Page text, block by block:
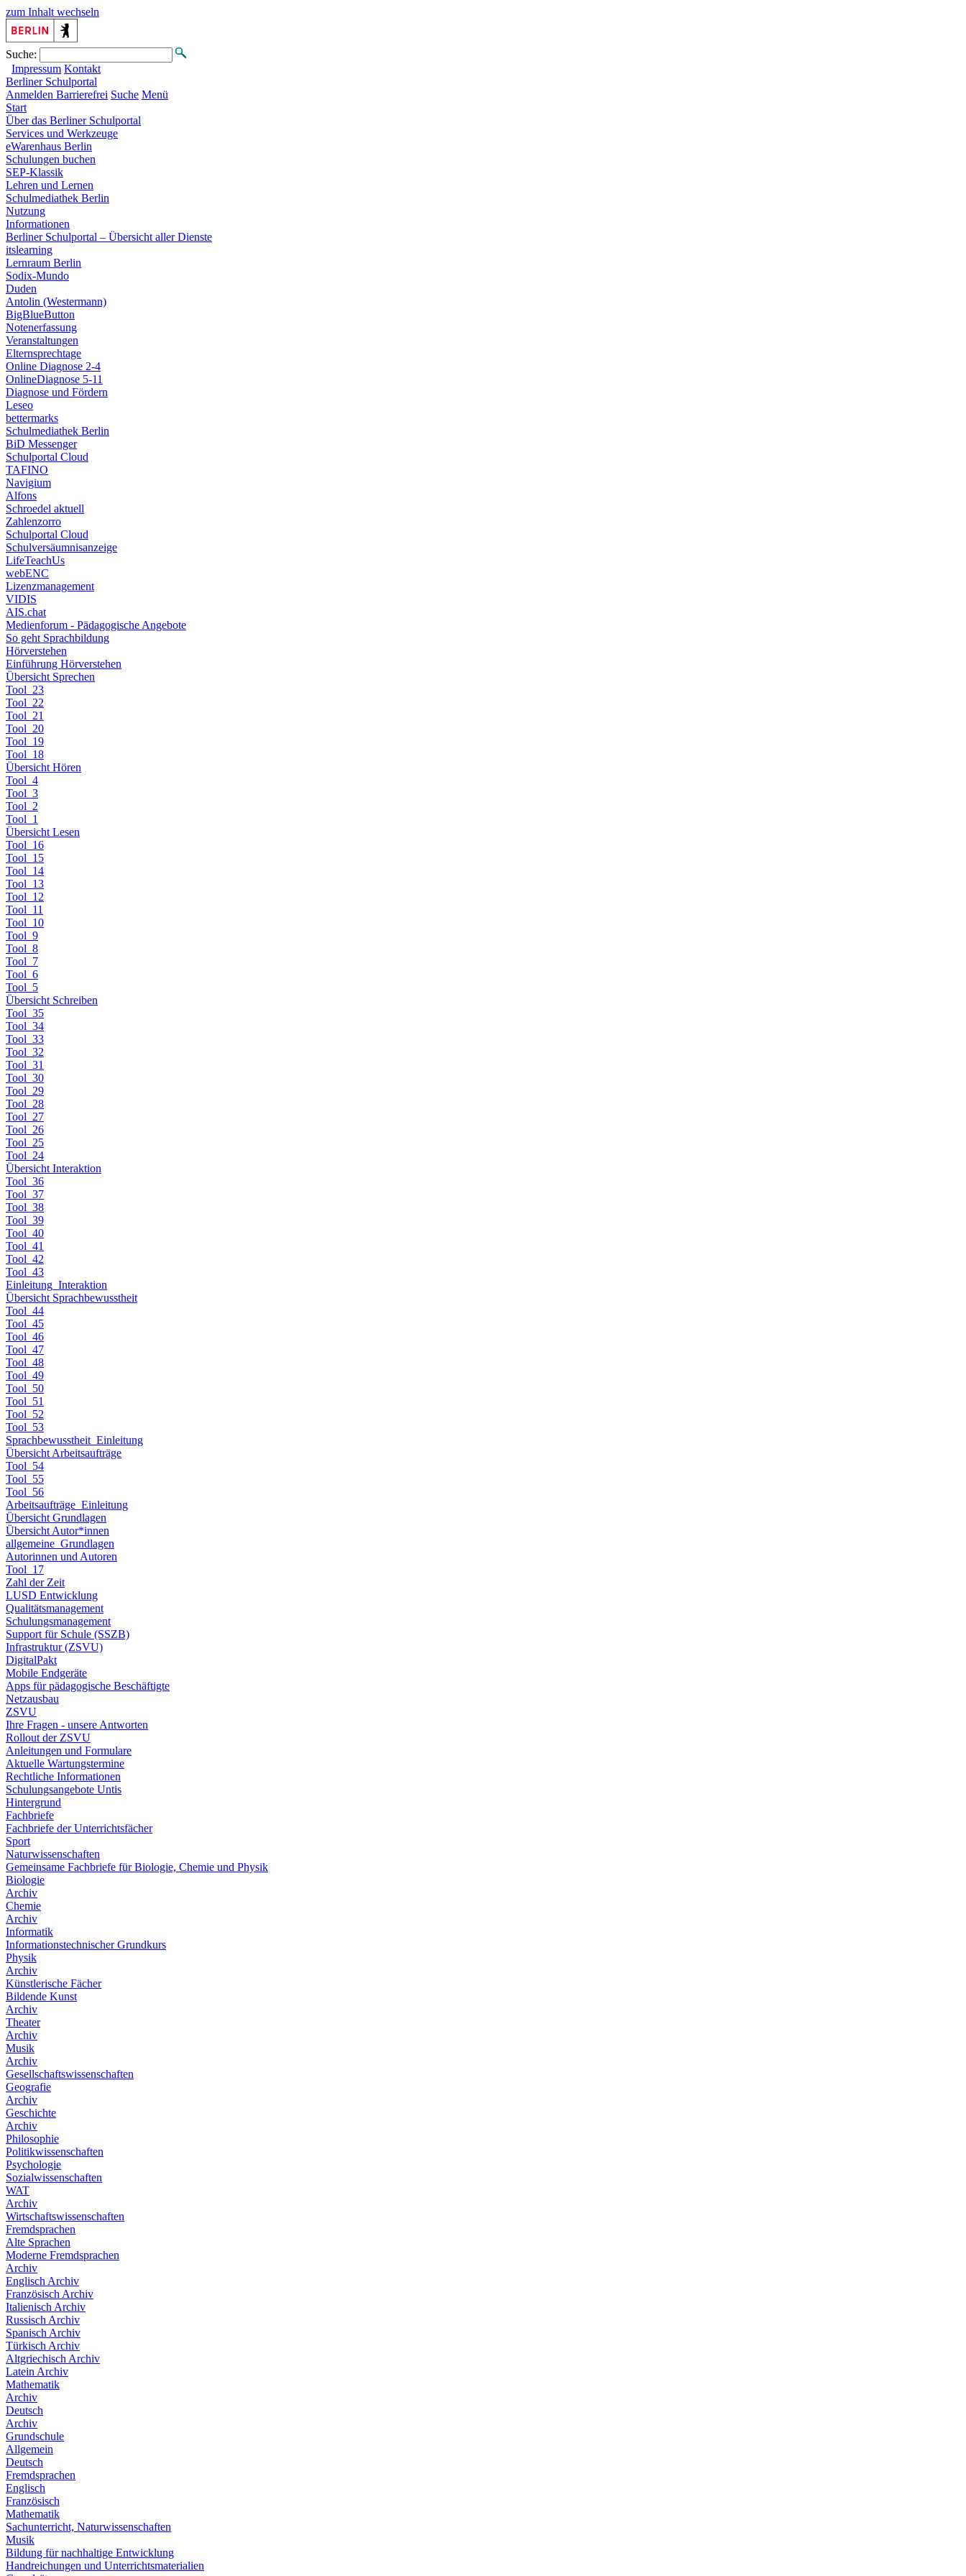
zum Inhalt wechseln
Suche:
Impressum Kontakt
Berliner Schulportal
Anmelden Barrierefrei Suche Menü
Start
Über das Berliner Schulportal
Services und Werkzeuge
eWarenhaus Berlin
Schulungen buchen
SEP-Klassik
Lehren und Lernen
Schulmediathek Berlin
Nutzung
Informationen
Berliner Schulportal – Übersicht aller Dienste
itslearning
Lernraum Berlin
Sodix-Mundo
Duden
Antolin (Westermann)
BigBlueButton
Notenerfassung
Veranstaltungen
Elternsprechtage
Online Diagnose 2-4
OnlineDiagnose 5-11
Diagnose und Fördern
Leseo
bettermarks
Schulmediathek Berlin
BiD Messenger
Schulportal Cloud
TAFINO
Navigium
Alfons
Schroedel aktuell
Zahlenzorro
Schulportal Cloud
Schulversäumnisanzeige
LifeTeachUs
webENC
Lizenzmanagement
VIDIS
AIS.chat
Medienforum - Pädagogische Angebote
So geht Sprachbildung
Hörverstehen
Einführung Hörverstehen
Übersicht Sprechen
Tool_23
Tool_22
Tool_21
Tool_20
Tool_19
Tool_18
Übersicht Hören
Tool_4
Tool_3
Tool_2
Tool_1
Übersicht Lesen
Tool_16
Tool_15
Tool_14
Tool_13
Tool_12
Tool_11
Tool_10
Tool_9
Tool_8
Tool_7
Tool_6
Tool_5
Übersicht Schreiben
Tool_35
Tool_34
Tool_33
Tool_32
Tool_31
Tool_30
Tool_29
Tool_28
Tool_27
Tool_26
Tool_25
Tool_24
Übersicht Interaktion
Tool_36
Tool_37
Tool_38
Tool_39
Tool_40
Tool_41
Tool_42
Tool_43
Einleitung_Interaktion
Übersicht Sprachbewusstheit
Tool_44
Tool_45
Tool_46
Tool_47
Tool_48
Tool_49
Tool_50
Tool_51
Tool_52
Tool_53
Sprachbewusstheit_Einleitung
Übersicht Arbeitsaufträge
Tool_54
Tool_55
Tool_56
Arbeitsaufträge_Einleitung
Übersicht Grundlagen
Übersicht Autor*innen
allgemeine_Grundlagen
Autorinnen und Autoren
Tool_17
Zahl der Zeit
LUSD Entwicklung
Qualitätsmanagement
Schulungsmanagement
Support für Schule (SSZB)
Infrastruktur (ZSVU)
DigitalPakt
Mobile Endgeräte
Apps für pädagogische Beschäftigte
Netzausbau
ZSVU
Ihre Fragen - unsere Antworten
Rollout der ZSVU
Anleitungen und Formulare
Aktuelle Wartungstermine
Rechtliche Informationen
Schulungsangebote Untis
Hintergrund
Fachbriefe
Fachbriefe der Unterrichtsfächer
Sport
Naturwissenschaften
Gemeinsame Fachbriefe für Biologie, Chemie und Physik
Biologie
Archiv
Chemie
Archiv
Informatik
Informationstechnischer Grundkurs
Physik
Archiv
Künstlerische Fächer
Bildende Kunst
Archiv
Theater
Archiv
Musik
Archiv
Gesellschaftswissenschaften
Geografie
Archiv
Geschichte
Archiv
Philosophie
Politikwissenschaften
Psychologie
Sozialwissenschaften
WAT
Archiv
Wirtschaftswissenschaften
Fremdsprachen
Alte Sprachen
Moderne Fremdsprachen
Archiv
Englisch Archiv
Französisch Archiv
Italienisch Archiv
Russisch Archiv
Spanisch Archiv
Türkisch Archiv
Altgriechisch Archiv
Latein Archiv
Mathematik
Archiv
Deutsch
Archiv
Grundschule
Allgemein
Deutsch
Fremdsprachen
Englisch
Französisch
Mathematik
Sachunterricht, Naturwissenschaften
Musik
Bildung für nachhaltige Entwicklung
Handreichungen und Unterrichtsmaterialien